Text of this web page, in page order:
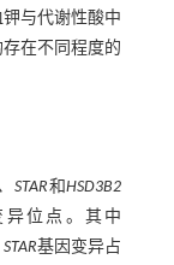
钾与代谢性酸中
在不同程度的
STAR和HSD3B2
异位点。其中
STAR基因变异占